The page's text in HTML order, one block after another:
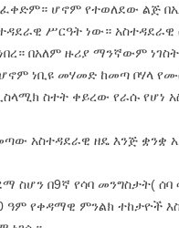
ሆኖም የተወለደው ልጅ
ሥርዓት ነው። አስተዳደራዊ
በአለም ዙሪያ ማንኛውም
ሆኖም ነቢዩ መሃመድ ከመጣ ቦሃላ
ስተት ቀይረው የራሱ የሆነ
አስተዳደራዊ ዘዴ እንጅ ቋንቋ
ስሆን በ9ኛ የሳባ መንግስታት( ሰባ
ዓም የቀዳማዊ ምንልክ ተከታዮች